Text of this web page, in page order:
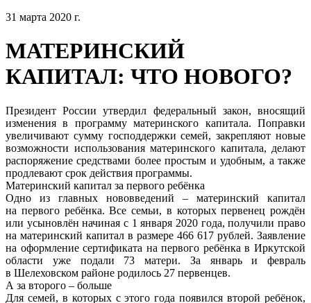
31 марта 2020 г.
МАТЕРИНСКИЙ
КАПИТАЛ: ЧТО НОВОГО?
Президент России утвердил федеральный закон, вносящий
изменения в программу материнского капитала. Поправки
увеличивают сумму господдержки семей, закрепляют новые
возможности использования материнского капитала, делают
распоряжение средствами более простым и удобным, а также
продлевают срок действия программы.
Материнский капитал за первого ребёнка
Одно из главных нововведений – материнский капитал
на первого ребёнка. Все семьи, в которых первенец рождён
или усыновлён начиная с 1 января 2020 года, получили право
на материнский капитал в размере 466 617 рублей. Заявление
на оформление сертификата на первого ребёнка в Иркутской
области уже подали 73 матери. За январь и февраль
в Шелеховском районе родилось 27 первенцев.
А за второго – больше
Для семей, в которых с этого года появился второй ребёнок,